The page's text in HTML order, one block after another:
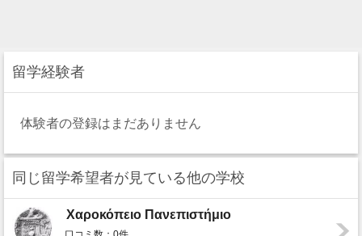
留学経験者
体験者の登録はまだありません
同じ留学希望者が見ている他の学校
Χαροκόπειο Πανεπιστήμιο